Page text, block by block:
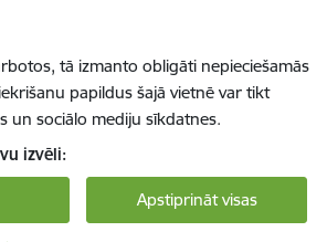
tā izmanto obligāti nepieciešamās
papildus šajā vietnē var tikt
un sociālo mediju sīkdatnes.
izvēli:
Apstiprināt visas